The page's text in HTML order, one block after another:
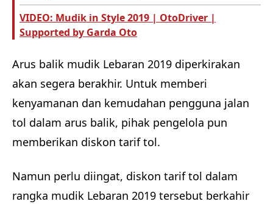
VIDEO: Mudik in Style 2019 | OtoDriver |
Supported by Garda Oto
Arus balik mudik Lebaran 2019 diperkirakan
akan segera berakhir. Untuk memberi
kenyamanan dan kemudahan pengguna jalan
tol dalam arus balik, pihak pengelola pun
memberikan diskon tarif tol.
Namun perlu diingat, diskon tarif tol dalam
rangka mudik Lebaran 2019 tersebut berkahir